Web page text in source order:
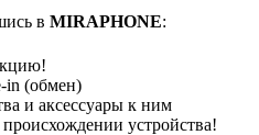
в MIRAPHONE:
in (обмен)
и аксессуары к ним
устройства!